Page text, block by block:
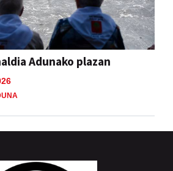
Adunako plazan